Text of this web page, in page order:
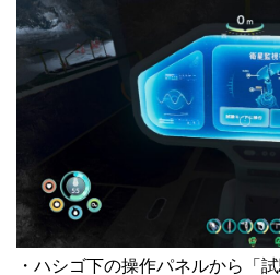
・ハシゴ下の操作パネルから「